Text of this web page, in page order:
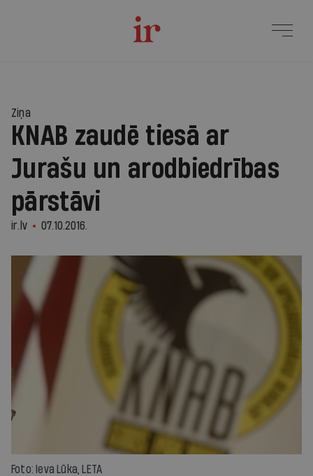
Ziņa
KNAB zaudē tiesā ar
Jurašu un arodbiedrības
pārstāvi
ir.lv 07.10.2016.
Foto: Ieva Lūka, LETA